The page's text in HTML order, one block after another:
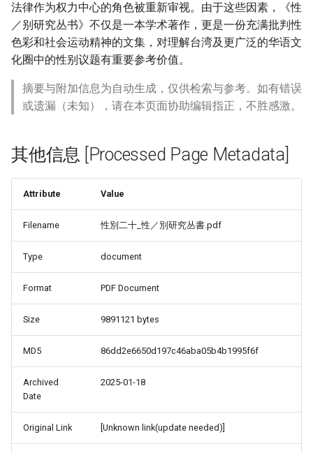
法律作为权力中心的角色被重新审视。由于这些因素，《性
／别研究丛书》不仅是一本学术著作，更是一份充满批判性
色彩和社会运动精神的文集，对理解台湾及更广泛的华语文
化圈中的性别议题有重要参考价值。
摘要与附加信息为自动生成，仅供检索与参考。如有错误
或遗漏（未知），请在本页面协助编辑指正，不胜感激。
其他信息 [Processed Page Metadata]
Attribute Value
Filename 性別二十_性／別研究丛書.pdf
Type document
Format PDF Document
Size 9891121 bytes
MD5 86dd2e6650d197c46aba05b4b1995f6f
Archived
Date
2025-01-18
Original Link [Unknown link(update needed)]